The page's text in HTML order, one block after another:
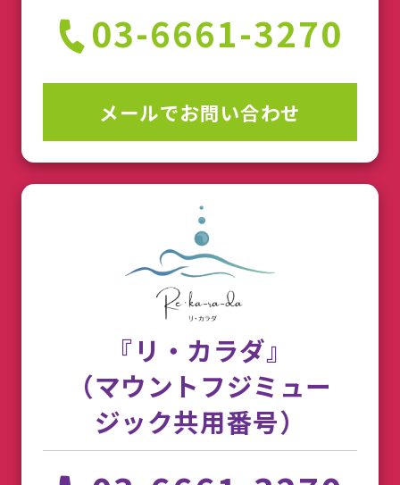
03-6661-3270
メールでお問い合わせ
『リ・カラダ』
（マウントフジミュー
ジック共用番号）